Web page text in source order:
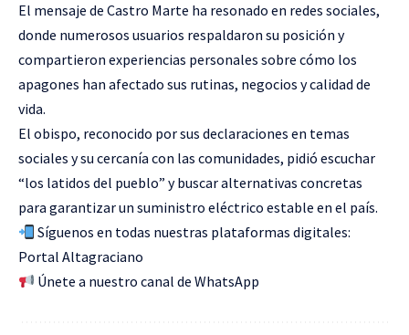
El mensaje de Castro Marte ha resonado en redes sociales,
donde numerosos usuarios respaldaron su posición y
compartieron experiencias personales sobre cómo los
apagones han afectado sus rutinas, negocios y calidad de
vida.
El obispo, reconocido por sus declaraciones en temas
sociales y su cercanía con las comunidades, pidió escuchar
“los latidos del pueblo” y buscar alternativas concretas
para garantizar un suministro eléctrico estable en el país.
Síguenos en todas nuestras plataformas digitales:
Portal Altagraciano
Únete a nuestro canal de WhatsApp